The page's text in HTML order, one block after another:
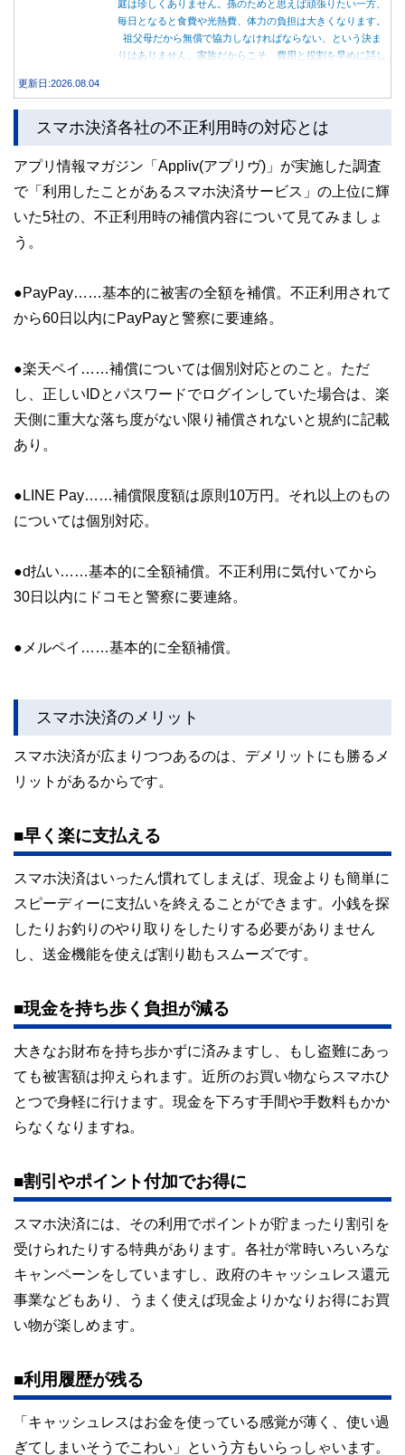
庭は珍しくありません。孫のためと思えば頑張りたい一方、
毎日となると食費や光熱費、体力の負担は大きくなります。
祖父母だから無償で協力しなければならない、という決ま
りはありません。家族だからこそ、費用と役割を早めに話し
更新日:2026.08.04
スマホ決済各社の不正利用時の対応とは
アプリ情報マガジン「Appliv(アプリヴ)」が実施した調査
で「利用したことがあるスマホ決済サービス」の上位に輝
いた5社の、不正利用時の補償内容について見てみましょ
う。
●PayPay……基本的に被害の全額を補償。不正利用されて
から60日以内にPayPayと警察に要連絡。
●楽天ペイ……補償については個別対応とのこと。ただ
し、正しいIDとパスワードでログインしていた場合は、楽
天側に重大な落ち度がない限り補償されないと規約に記載
あり。
●LINE Pay……補償限度額は原則10万円。それ以上のもの
については個別対応。
●d払い……基本的に全額補償。不正利用に気付いてから
30日以内にドコモと警察に要連絡。
●メルペイ……基本的に全額補償。
スマホ決済のメリット
スマホ決済が広まりつつあるのは、デメリットにも勝るメ
リットがあるからです。
■早く楽に支払える
スマホ決済はいったん慣れてしまえば、現金よりも簡単に
スピーディーに支払いを終えることができます。小銭を探
したりお釣りのやり取りをしたりする必要がありません
し、送金機能を使えば割り勘もスムーズです。
■現金を持ち歩く負担が減る
大きなお財布を持ち歩かずに済みますし、もし盗難にあっ
ても被害額は抑えられます。近所のお買い物ならスマホひ
とつで身軽に行けます。現金を下ろす手間や手数料もかか
らなくなりますね。
■割引やポイント付加でお得に
スマホ決済には、その利用でポイントが貯まったり割引を
受けられたりする特典があります。各社が常時いろいろな
キャンペーンをしていますし、政府のキャッシュレス還元
事業などもあり、うまく使えば現金よりかなりお得にお買
い物が楽しめます。
■利用履歴が残る
「キャッシュレスはお金を使っている感覚が薄く、使い過
ぎてしまいそうでこわい」という方もいらっしゃいます。